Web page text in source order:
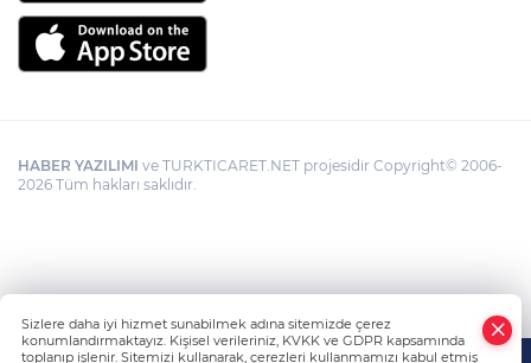
HABER YAZILIMI ve TURKTICARET.NET projesidir Copyright© 2006-
2026 Tüm hakları saklıdır.
Sizlere daha iyi hizmet sunabilmek adına sitemizde çerez
konumlandırmaktayız. Kişisel verileriniz, KVKK ve GDPR kapsamında
toplanıp işlenir. Sitemizi kullanarak, çerezleri kullanmamızı kabul etmiş